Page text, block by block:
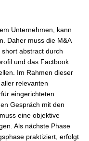
Unternehmen, kann
Daher muss die M&A
abstract durch
und das Factbook
Im Rahmen dieser
relevanten
eingerichteten
Gespräch mit den
eine objektive
Als nächste Phase
praktiziert, erfolgt